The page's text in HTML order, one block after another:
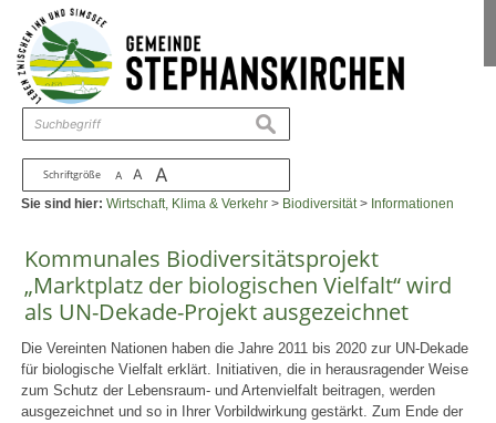
Zum Inhalt ,zur Navigation
Schriftgröße A A A
suchen
Sie sind hier: Wirtschaft, Klima & Verkehr > Biodiversität > Informationen
Kommunales Biodiversitätsprojekt
„Marktplatz der biologischen Vielfalt“ wird
als UN-Dekade-Projekt ausgezeichnet
Die Vereinten Nationen haben die Jahre 2011 bis 2020 zur UN-Dekade
für biologische Vielfalt erklärt. Initiativen, die in herausragender Weise
zum Schutz der Lebensraum- und Artenvielfalt beitragen, werden
ausgezeichnet und so in Ihrer Vorbildwirkung gestärkt. Zum Ende der